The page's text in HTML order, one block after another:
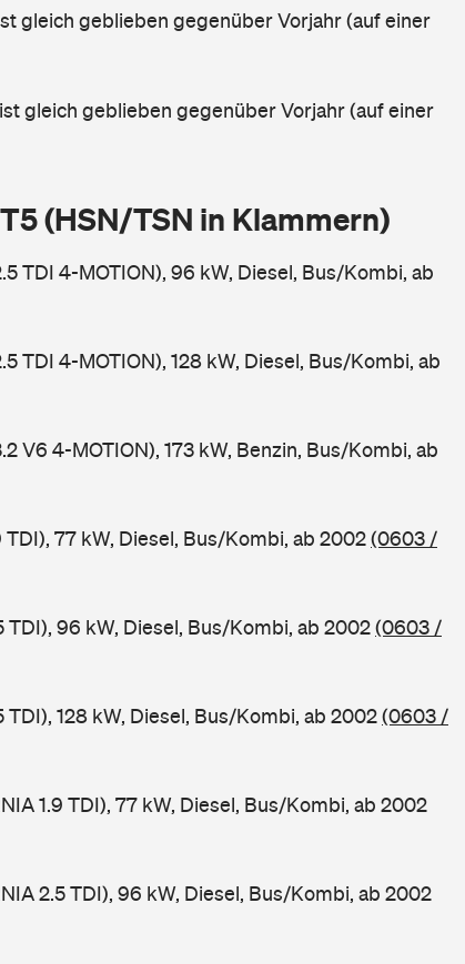
gleich geblieben gegenüber Vorjahr (auf einer
gleich geblieben gegenüber Vorjahr (auf einer
(HSN/TSN in Klammern)
TDI 4-MOTION), 96 kW, Diesel, Bus/Kombi, ab
TDI 4-MOTION), 128 kW, Diesel, Bus/Kombi, ab
V6 4-MOTION), 173 kW, Benzin, Bus/Kombi, ab
TDI), 77 kW, Diesel, Bus/Kombi, ab 2002(0603 /
TDI), 96 kW, Diesel, Bus/Kombi, ab 2002(0603 /
TDI), 128 kW, Diesel, Bus/Kombi, ab 2002(0603 /
1.9 TDI), 77 kW, Diesel, Bus/Kombi, ab 2002
2.5 TDI), 96 kW, Diesel, Bus/Kombi, ab 2002